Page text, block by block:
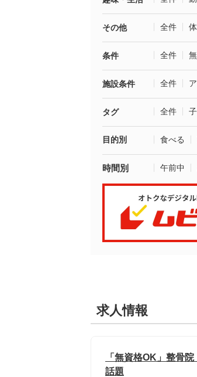
その他 全件
条件 全件
施設条件 全件
タグ 全件
目的別 食べる
時間別 午前中
求人情報
「無資格OK」整骨
話題